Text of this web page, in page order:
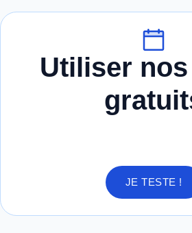
Utiliser
JE TESTE !